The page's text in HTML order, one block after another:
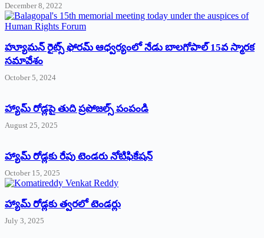
December 8, 2022
హ్యూమన్‌ రైట్స్‌ ఫోరమ్‌ ఆధ్వర్యంలో నేడు బాలగోపాల్‌ 15వ స్మారక
సమావేశం
October 5, 2024
హ్యామ్‌ రోడ్లపై తుది ప్రపోజల్స్‌ పంపండి
August 25, 2025
హ్యామ్‌ రోడ్లకు రేపు టెండరు నోటిఫికేషన్‌
October 15, 2025
హ్యామ్‌ రోడ్లకు త్వరలో టెండర్లు
July 3, 2025